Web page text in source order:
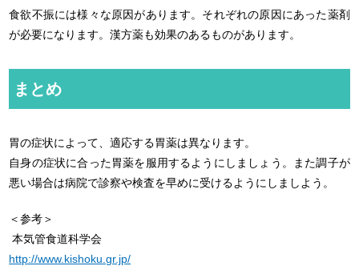
食欲不振には様々な原因があります。それぞれの原因にあった薬剤
が必要になります。漢方薬も効果のあるものがあります。
まとめ
胃の症状によって、適応する胃薬は異なります。
自身の症状に合った胃薬を服用するようにしましょう。また調子が
悪い場合は病院で診察や検査を早めに受けるようにしましよう。
＜参考＞
本気管食道科学会
http://www.kishoku.gr.jp/